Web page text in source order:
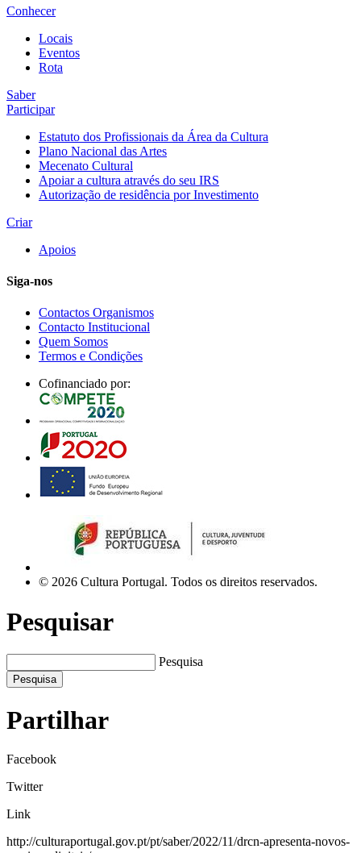
Conhecer
Locais
Eventos
Rota
Saber
Participar
Estatuto dos Profissionais da Área da Cultura
Plano Nacional das Artes
Mecenato Cultural
Apoiar a cultura através do seu IRS
Autorização de residência por Investimento
Criar
Apoios
Siga-nos
Contactos Organismos
Contacto Institucional
Quem Somos
Termos e Condições
Cofinanciado por:
© 2026 Cultura Portugal. Todos os direitos reservados.
Pesquisar
Pesquisa
Pesquisa
Partilhar
Facebook
Twitter
Link
http://culturaportugal.gov.pt/pt/saber/2022/11/drcn-apresenta-novos-